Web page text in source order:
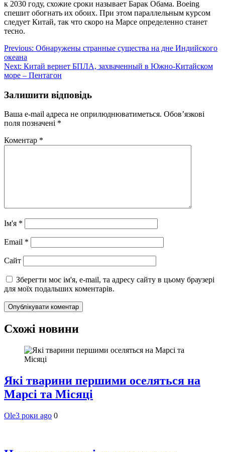
к 2030 году, схожие сроки называет Барак Обама. Boeing
спешит обогнать их обоих. При этом параллельным курсом
следует Китай, так что скоро на Марсе определенно станет
тесно.
Навігація
записів
Previous: Обнаружены странные существа на дне Индийского
океана
Next: Китай вернет БПЛА, захваченный в Южно-Китайском
море – Пентагон
Залишити відповідь
Ваша e-mail адреса не оприлюднюватиметься. Обов’язкові
поля позначені *
Коментар *
Ім'я *
Email *
Сайт
Зберегти моє ім'я, e-mail, та адресу сайту в цьому браузері
для моїх подальших коментарів.
Схожі новини
Які тварини першими оселяться на
Марсі та Місяці
Ole3 роки ago 0